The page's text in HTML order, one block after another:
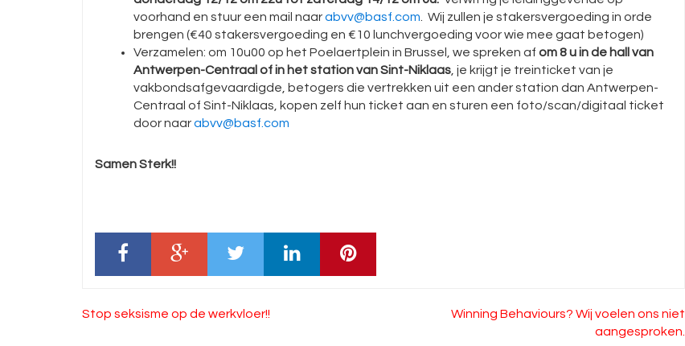
voorhand en stuur een mail naarabvv@basf.com . Wij zullen je stakersvergoeding in orde
brengen (€40 stakersvergoeding en €10 lunchvergoeding voor wie mee gaat betogen)
Verzamelen: om 10u00 op het Poelaertplein in Brussel, we spreken af om 8 u in de hall van
Antwerpen-Centraal of in het station van Sint-Niklaas , je krijgt je treinticket van je
vakbondsafgevaardigde, betogers die vertrekken uit een ander station dan Antwerpen-
Centraal of Sint-Niklaas, kopen zelf hun ticket aan en sturen een foto/scan/digitaal ticket
door naarabvv@basf.com
Samen Sterk!!
Bericht
Stop seksisme op de werkvloer!!
Winning Behaviours? Wij voelen ons niet
aangesproken.